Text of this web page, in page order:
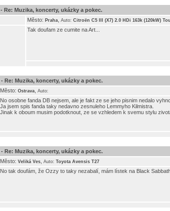
Re: Muzika, koncerty, ukázky a pokec.
Město: Praha, Auto: Citroën C5 III (X7) 2.0 HDi 163k (120kW)
Tak doufam ze cumite na Art...
- Re: Muzika, koncerty, ukázky a pokec.
Město: Ostrava, Auto:
No osobne fanda DB nejsem, ale je fakt ze se jeho pisnim nedalo
Ja jsem spis fanda taky nedavno zesnuleho Lemmyho Kilmistra.
Jinak k oboum musim podotknout, ze se vzhledem k svemu stylu
- Re: Muzika, koncerty, ukázky a pokec.
Město: Veliká Ves, Auto: Toyota Avensis T27
No tak doufám, že Ozzy to taky nezabalí, mám lístek na Black